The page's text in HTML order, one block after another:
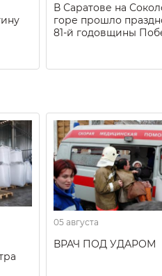
В Саратове на
горе прошло
81-й годовщины
05 августа
ВРАЧ ПОД УДАРОМ